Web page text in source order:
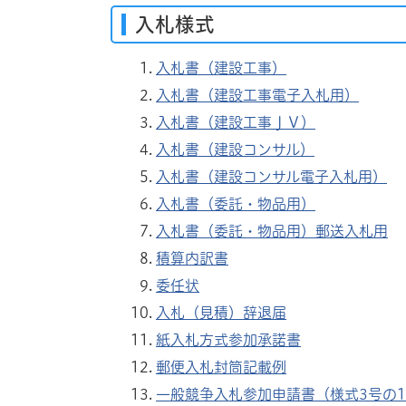
入札様式
入札書（建設工事）
入札書（建設工事電子入札用）
入札書（建設工事ＪＶ）
入札書（建設コンサル）
入札書（建設コンサル電子入札用）
入札書（委託・物品用）
入札書（委託・物品用）郵送入札用
積算内訳書
委任状
入札（見積）辞退届
紙入札方式参加承諾書
郵便入札封筒記載例
一般競争入札参加申請書（様式3号の